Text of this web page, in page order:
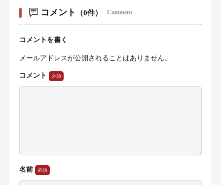
コメント （0件） Comment
コメントを書く
メールアドレスが公開されることはありません。
コメント
名前